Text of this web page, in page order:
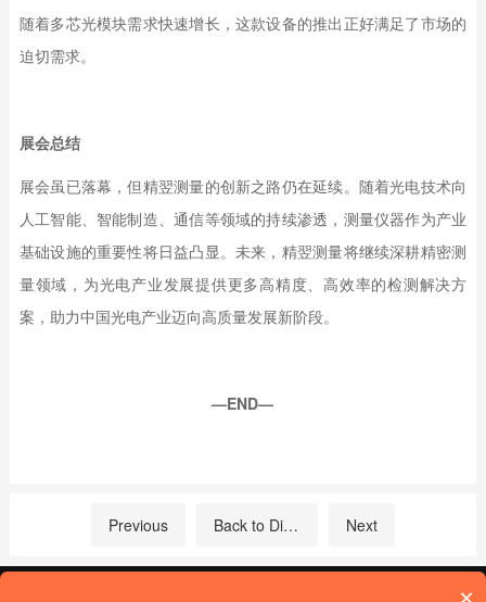
随着多芯光模块需求快速增长，这款设备的推出正好满足了市场的
迫切需求。
展会总结
展会虽已落幕，但精翌测量的创新之路仍在延续。随着光电技术向
人工智能、智能制造、通信等领域的持续渗透，测量仪器作为产业
基础设施的重要性将日益凸显。未来，精翌测量将继续深耕精密测
量领域，为光电产业发展提供更多高精度、高效率的检测解决方
案，助力中国光电产业迈向高质量发展新阶段。
—END—
Previous Back to Directory Next
Address: 2nd Floor, 2A, KeChuang Building, QuanZhi Technology Innovation